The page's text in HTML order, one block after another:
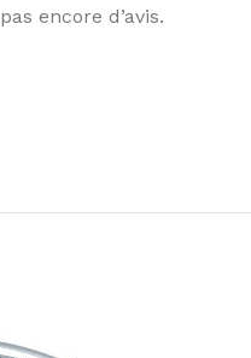
encore d’avis.